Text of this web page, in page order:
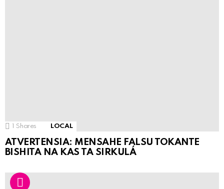
1 Shares LOCAL
ATVERTENSIA: MENSAHE FALSU TOKANTE
BISHITA NA KAS TA SIRKULÁ